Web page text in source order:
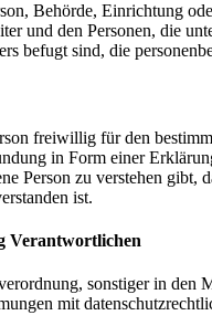
Behörde, Einrichtung
und den Personen, die
befugt sind, die
freiwillig für den
in Form einer
Person zu verstehen gibt,
ist.
Verantwortlichen
sonstiger in den
mit